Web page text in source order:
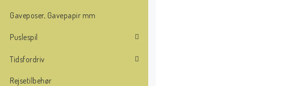
Gaveposer, Gavepapir mm
Puslespil
Tidsfordriv
Rejsetilbehør